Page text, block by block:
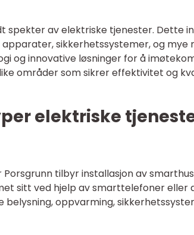
spekter av elektriske tjenester. Dette
sikkerhetssystemer, og mye
og innovative løsninger for å
områder som sikrer effektivitet og
elektriske
tilbyr installasjon av
sitt ved hjelp av smarttelefoner eller
oppvarming,